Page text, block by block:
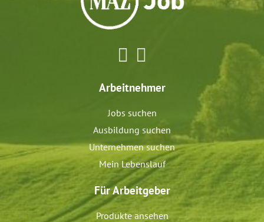
Arbeitnehmer
Jobs suchen
Ausbildung suchen
Unternehmen suchen
Mein Lebenslauf
Für Arbeitgeber
Produkte ansehen